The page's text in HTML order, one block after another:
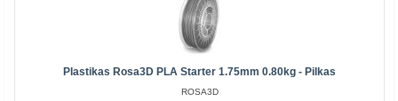
Plastikas Rosa3D PLA Starter 1.75mm 0.80kg - Pilkas
ROSA3D